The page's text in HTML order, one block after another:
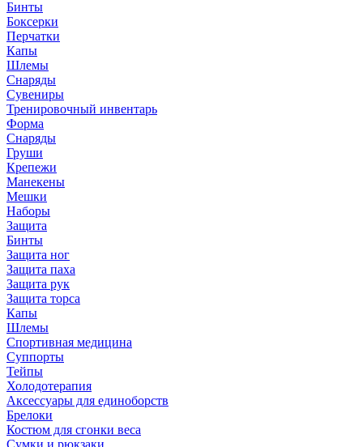
Бинты
Боксерки
Перчатки
Капы
Шлемы
Снаряды
Сувениры
Тренировочный инвентарь
Форма
Снаряды
Груши
Крепежи
Манекены
Мешки
Наборы
Защита
Бинты
Защита ног
Защита паха
Защита рук
Защита торса
Капы
Шлемы
Спортивная медицина
Суппорты
Тейпы
Холодотерапия
Аксессуары для единоборств
Брелоки
Костюм для сгонки веса
Сумки и рюкзаки